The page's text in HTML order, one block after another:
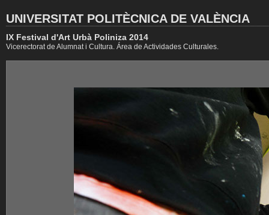
UNIVERSITAT POLITÈCNICA DE VALÈNCIA
IX Festival d'Art Urbà Poliniza 2014
Vicerectorat de Alumnat i Cultura. Área de Actividades Culturales.